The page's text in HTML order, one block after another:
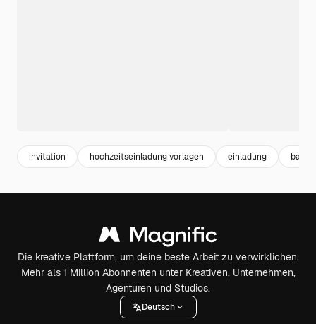
invitation hochzeitseinladung vorlagen einladung
Die kreative Plattform, um deine beste Arbeit zu verwirklichen.
Mehr als 1 Million Abonnenten unter Kreativen, Unternehmen,
Agenturen und Studios.
Deutsch